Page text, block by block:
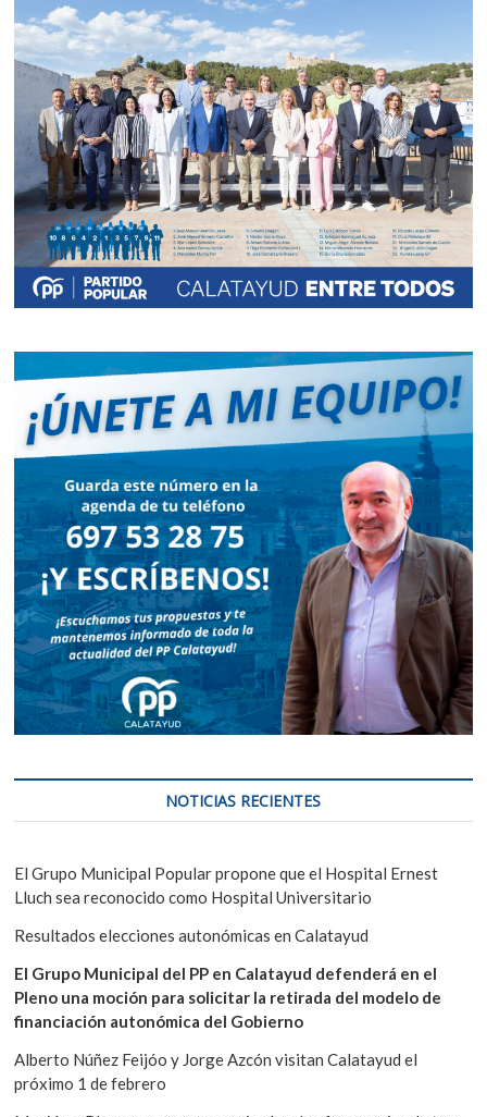
NOTICIAS RECIENTES
El Grupo Municipal Popular propone que el Hospital Ernest
Lluch sea reconocido como Hospital Universitario
Resultados elecciones autonómicas en Calatayud
El Grupo Municipal del PP en Calatayud defenderá en el
Pleno una moción para solicitar la retirada del modelo de
financiación autonómica del Gobierno
Alberto Núñez Feijóo y Jorge Azcón visitan Calatayud el
próximo 1 de febrero